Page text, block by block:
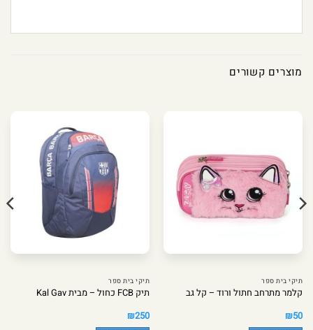
מוצרים קשורים
תיקי בית ספר
קלמר מתרחב חתול ורוד – קל גב
₪50
תיקי בית ספר
תיק FCB כחול – מבית Kal Gav
₪250